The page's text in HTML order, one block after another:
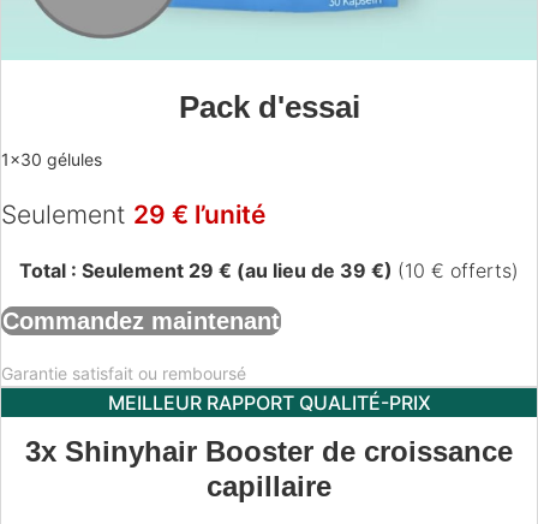
Pack d'essai
1×30 gélules
Seulement 29 € l’unité
Total : Seulement 29 € (au lieu de 39 €) (10 € offerts)
Commandez maintenant
Garantie satisfait ou remboursé
MEILLEUR RAPPORT QUALITÉ-PRIX
3x Shinyhair Booster de croissance
capillaire